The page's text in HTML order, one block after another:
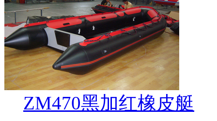
ZM470黑加红橡皮艇